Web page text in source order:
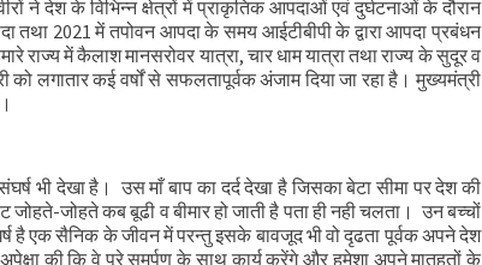
ने देश के विभिन्न क्षेत्रों में प्राकृतिक आपदाओं एवं दुर्घटनाओं के दौरान
तथा 2021 में तपोवन आपदा के समय आईटीबीपी के द्वारा आपदा प्रबंधन
राज्य में कैलाश मानसरोवर यात्रा, चार धाम यात्रा तथा राज्य के सुदूर व
को लगातार कई वर्षों से सफलतापूर्वक अंजाम दिया जा रहा है। मुख्यमंत्री
भी देखा है। उस माँ बाप का दर्द देखा है जिसका बेटा सीमा पर देश की
जोहते कब बूढी व बीमार हो जाती है पता ही नही चलता। उन बच्चों
है एक सैनिक के जीवन में परन्तु इसके बावजूद भी वो दृढता पूर्वक अपने देश
की कि वे पूरे समर्पण के साथ कार्य करेंगे और हमेशा अपने मातहतों के